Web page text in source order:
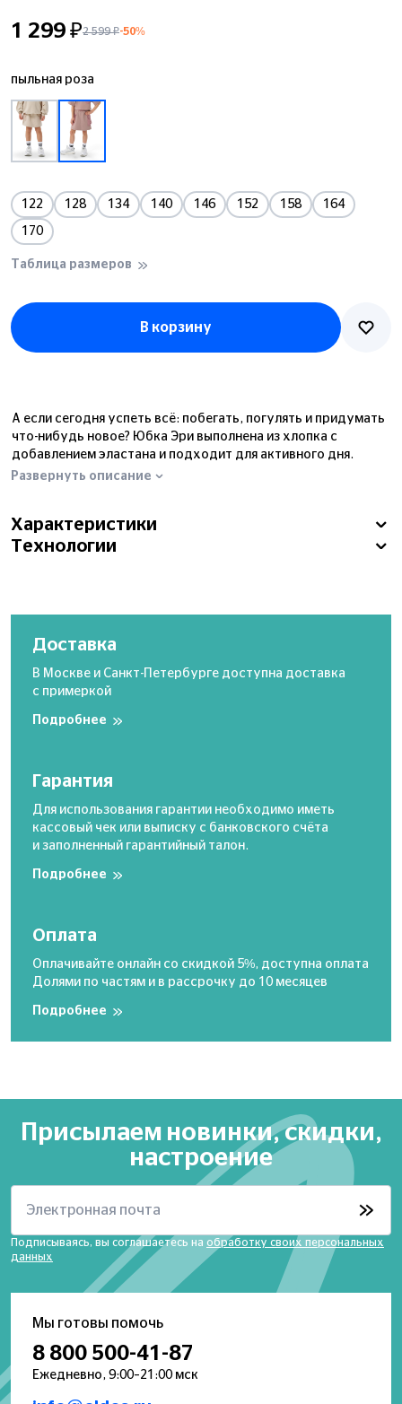
1 299 ₽2 599 ₽-50%
пыльная роза
122 128 134 140 146 152 158 164
170
Таблица размеров
В корзину
А если сегодня успеть всё: побегать, погулять и придумать
что-нибудь новое? Юбка Эри выполнена из хлопка с
добавлением эластана и подходит для активного дня.
Форма «баллон» с вставками из ткани риб-стоп создаёт
дополнительной утяжкой позволяет комфортно
отрегулировать посадку.
Развернуть описание
Характеристики
Технологии
Доставка
В Москве и Санкт-Петербурге доступна доставка
с примеркой
Подробнее
Гарантия
Для использования гарантии необходимо иметь
кассовый чек или выписку с банковского счёта
и заполненный гарантийный талон.
Подробнее
Оплата
Оплачивайте онлайн со скидкой 5%, доступна оплата
Долями по частям и в рассрочку до 10 месяцев
Подробнее
Присылаем новинки, скидки,
настроение
Электронная почта
Подписываясь, вы соглашаетесь на обработку своих персональных
данных
Мы готовы помочь
8 800 500-41-87
Ежедневно, 9:00–21:00 мск